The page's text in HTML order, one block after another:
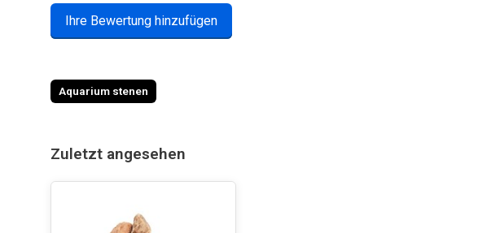
Ihre Bewertung hinzufügen
Aquarium stenen
Zuletzt angesehen